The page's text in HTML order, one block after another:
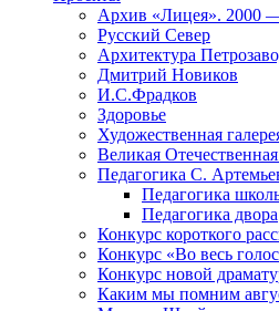
Архив «Лицея». 2000
Русский Север
Архитектура
Дмитрий Новиков
И.С.Фрадков
Здоровье
Художественная
Великая
Педагогика С.
Педагогика
Педагогика двора
Конкурс короткого
Конкурс «Во весь
Конкурс новой
Каким мы помним